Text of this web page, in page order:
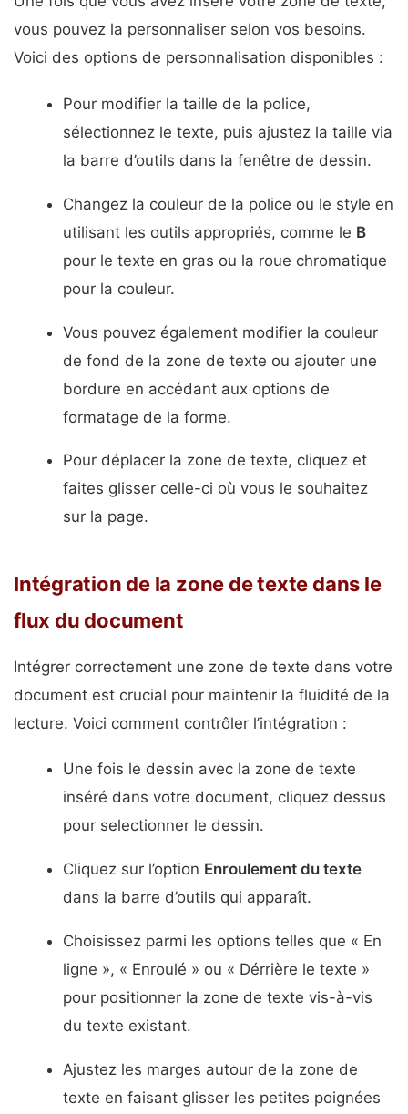
vous pouvez la personnaliser selon vos besoins.
Voici des options de personnalisation disponibles :
Pour modifier la taille de la police,
sélectionnez le texte, puis ajustez la taille via
la barre d’outils dans la fenêtre de dessin.
Changez la couleur de la police ou le style en
utilisant les outils appropriés, comme le B
pour le texte en gras ou la roue chromatique
pour la couleur.
Vous pouvez également modifier la couleur
de fond de la zone de texte ou ajouter une
bordure en accédant aux options de
formatage de la forme.
Pour déplacer la zone de texte, cliquez et
faites glisser celle-ci où vous le souhaitez
sur la page.
Intégration de la zone de texte dans le
flux du document
Intégrer correctement une zone de texte dans votre
document est crucial pour maintenir la fluidité de la
lecture. Voici comment contrôler l’intégration :
Une fois le dessin avec la zone de texte
inséré dans votre document, cliquez dessus
pour selectionner le dessin.
Cliquez sur l’option Enroulement du texte
dans la barre d’outils qui apparaît.
Choisissez parmi les options telles que « En
ligne », « Enroulé » ou « Dérrière le texte »
pour positionner la zone de texte vis-à-vis
du texte existant.
Ajustez les marges autour de la zone de
texte en faisant glisser les petites poignées